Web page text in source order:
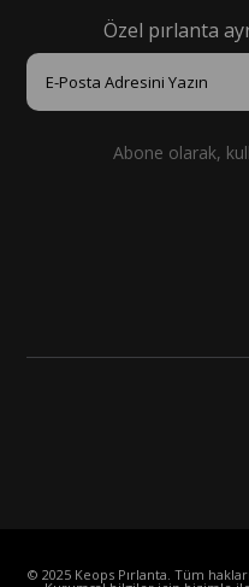
Özel pırlanta
Abone olarak,
© 2025 Keops Pırlanta. Tüm